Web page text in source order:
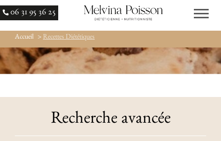
06 31 95 36 25
Accueil > Recettes Diététiques
Recherche avancée